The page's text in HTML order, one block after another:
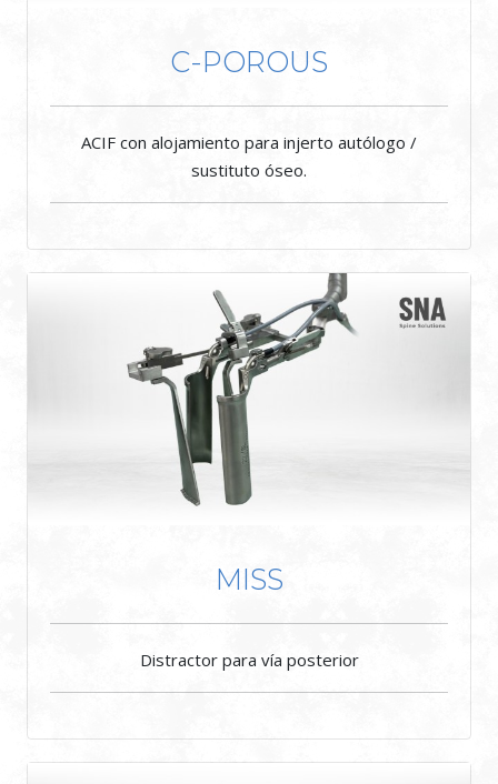
C-POROUS
ACIF con alojamiento para injerto autólogo /
sustituto óseo.
MISS
Distractor para vía posterior